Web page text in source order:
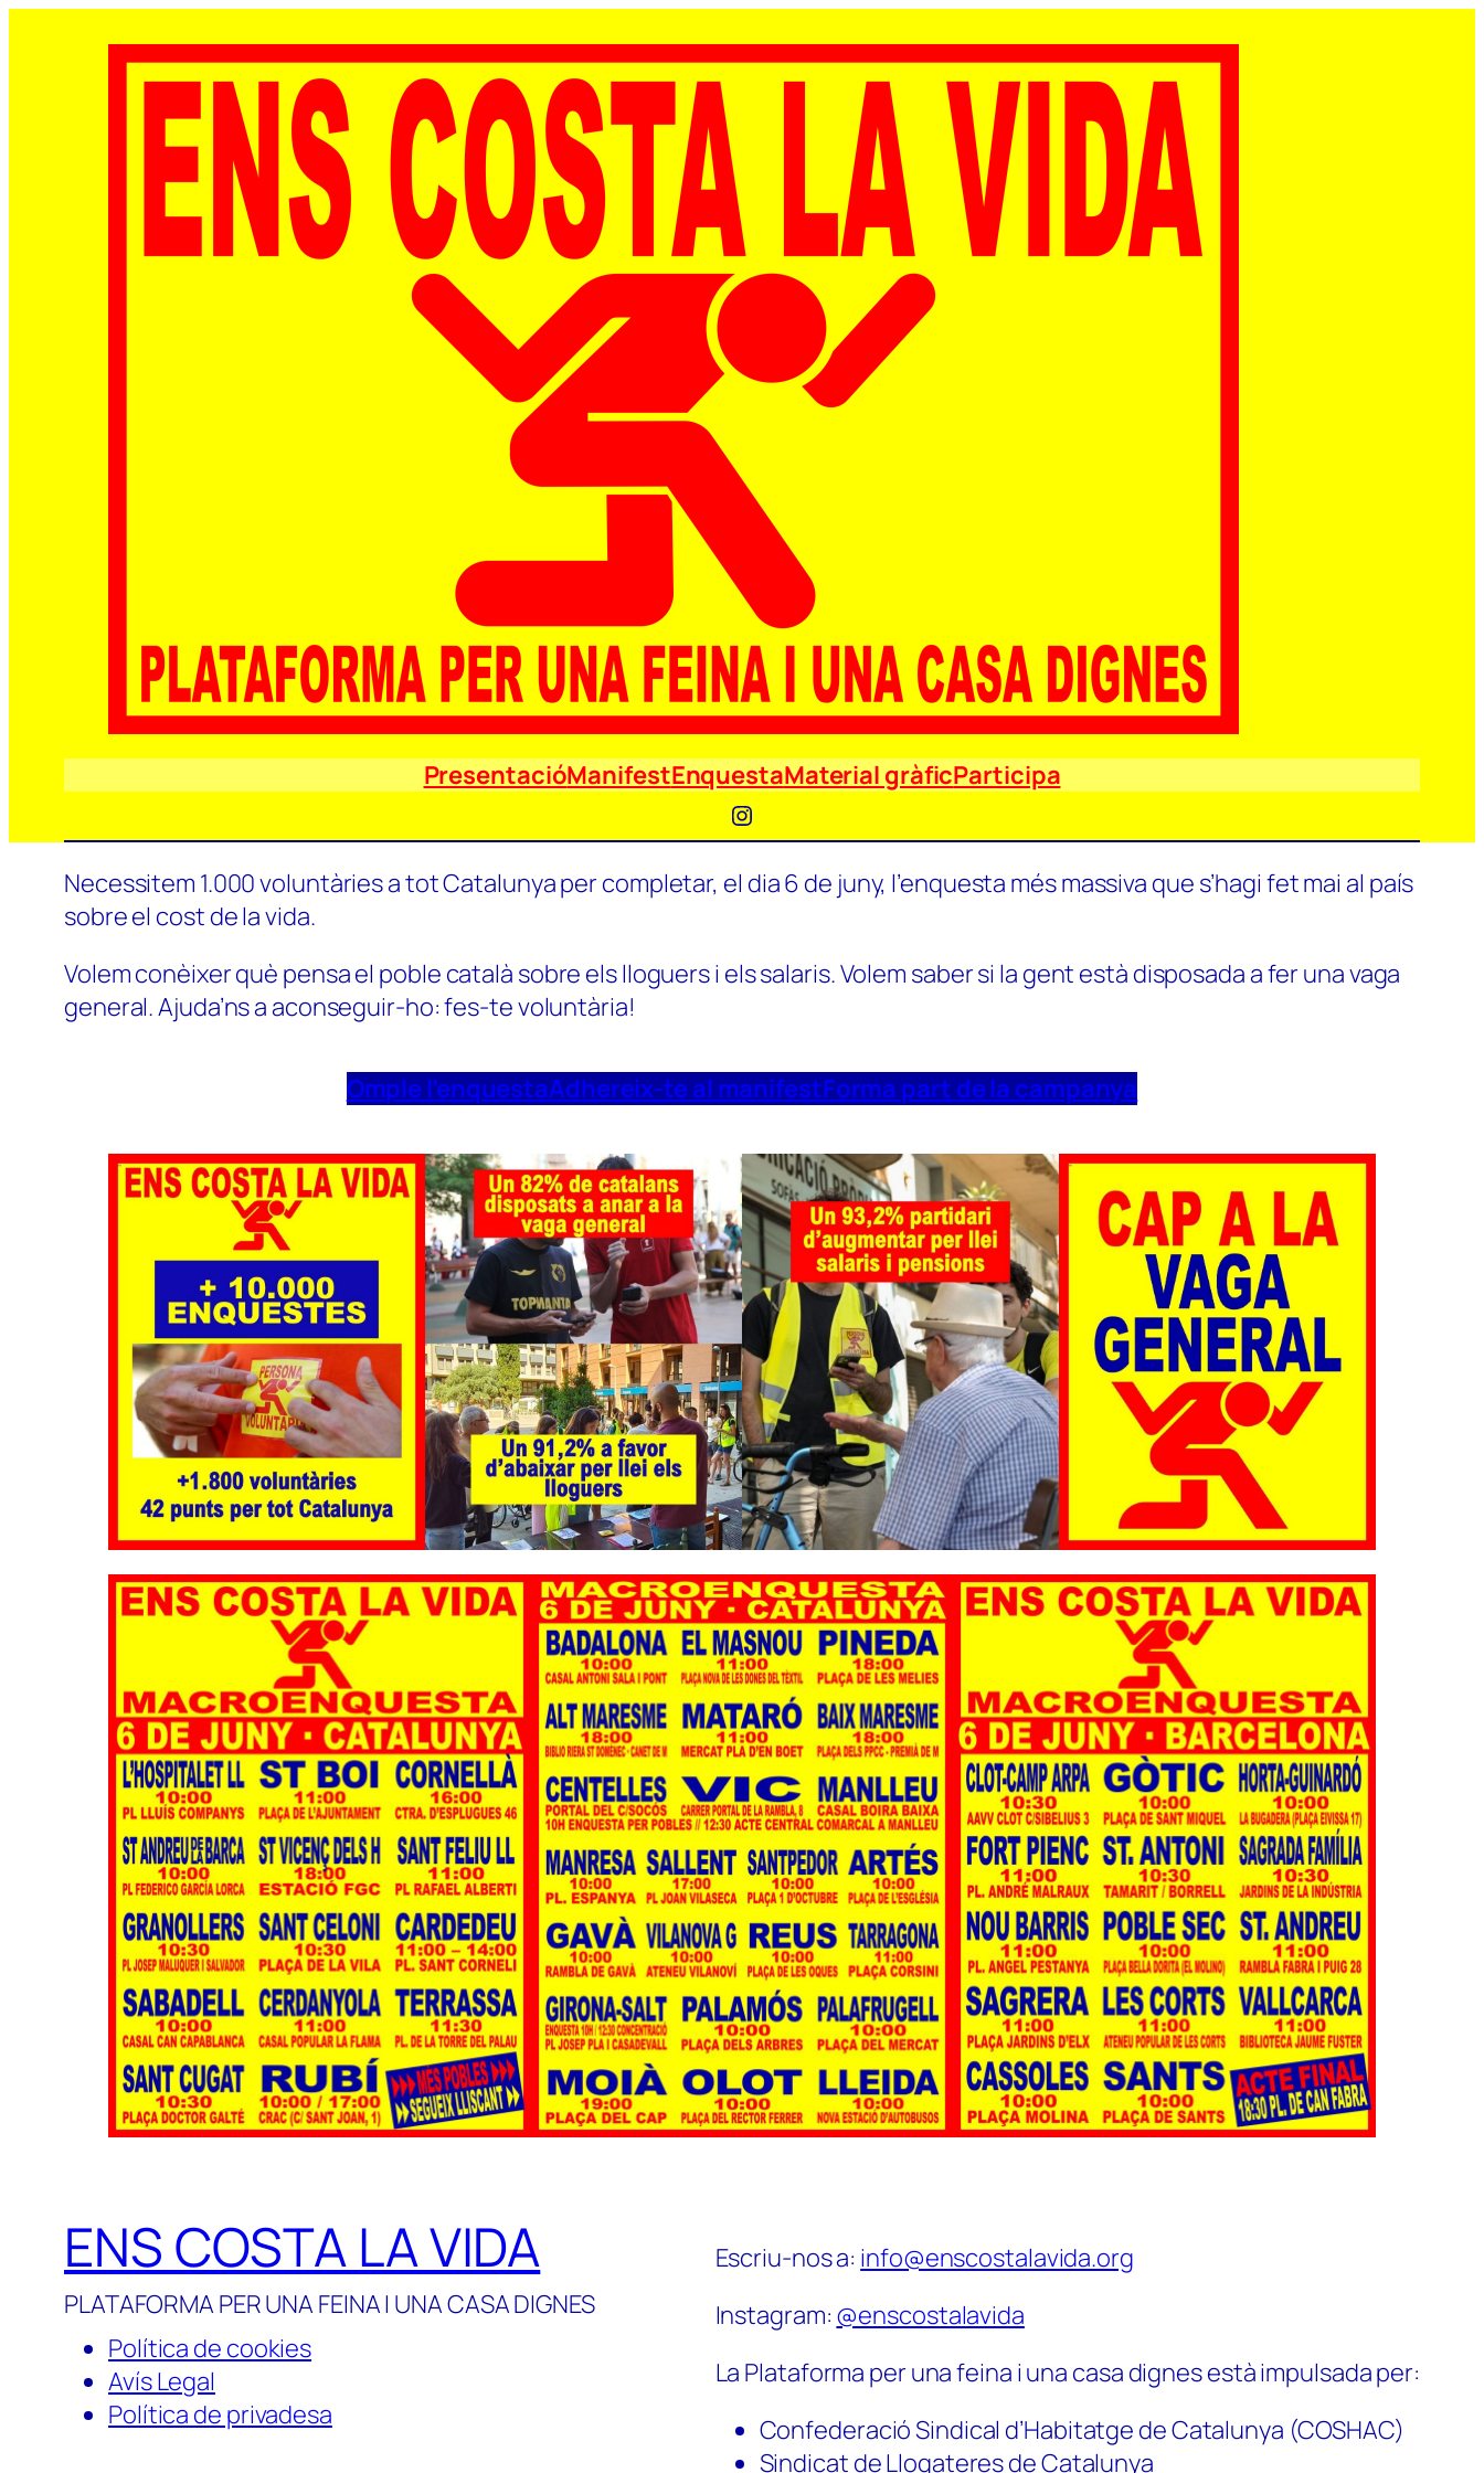
PresentacióManifestEnquestaMaterial gràficParticipa
Instagram
Necessitem 1.000 voluntàries a tot Catalunya per completar, el dia 6 de juny, l’enquesta més massiva que s’hagi fet mai al país
sobre el cost de la vida.
Volem conèixer què pensa el poble català sobre els lloguers i els salaris. Volem saber si la gent està disposada a fer una vaga
general. Ajuda’ns a aconseguir-ho: fes-te voluntària!
Omple l’enquestaAdhereix-te al manifestForma part de la campanya
ENS COSTA LA VIDA
PLATAFORMA PER UNA FEINA I UNA CASA DIGNES
Política de cookies
Avís Legal
Política de privadesa
Escriu-nos a: info@enscostalavida.org
Instagram: @enscostalavida
La Plataforma per una feina i una casa dignes està impulsada per:
Confederació Sindical d’Habitatge de Catalunya (COSHAC)
Sindicat de Llogateres de Catalunya